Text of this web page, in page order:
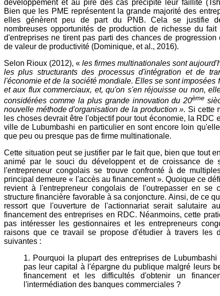
développement et au pire des cas précipite leur faillite
Bien que les PME représentent la grande majorité des
elles génèrent peu de part du PNB. Cela se justifie
nombreuses opportunités de production de richesse du fait
d'entreprises ne tirent pas parti des chances de progression
de valeur de productivité (Dominique, et al., 2016).
Selon Rioux (2012), « les firmes multinationales sont
les plus structurants des processus d'intégration et de
l'économie et de la société mondiale. Elles se sont imposées
et aux flux commerciaux, et, qu'on s'en réjouisse ou non,
considérées comme la plus grande innovation du 20ème
nouvelle méthode d'organisation de la production ». Si cette
les choses devrait être l'objectif pour tout économie, la RDC
ville de Lubumbashi en particulier en sont encore loin
que peu ou presque pas de firme multinationale.
Cette situation peut se justifier par le fait que, bien que tout
animé par le souci du développent et de croissance de
l'entrepreneur congolais se trouve confronté à de
principal demeure « l'accès au financement ». Quoique ce
revient à l'entrepreneur congolais de l'outrepasser en se
structure financière favorable à sa conjoncture. Ainsi, de ce
ressort que l'ouverture de l'actionnariat serait salutaire
financement des entreprises en RDC. Néanmoins, cette
pas intéresser les gestionnaires et les entrepreneurs
raisons que ce travail se propose d'étudier à travers les
suivantes :
1. Pourquoi la plupart des entreprises de Lubumbashi
pas leur capital à l'épargne du publique malgré leurs
financement et les difficultés d'obtenir un
l'intermédiation des banques commerciales ?